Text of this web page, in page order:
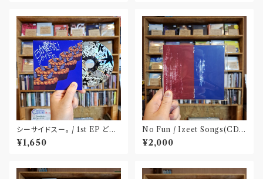
シーサイドスー。 / 1st EP どう
か健やかに！(CD)〝静岡県三島
市〟
¥1,650
No Fun / Izeet Songs(CD)
〝京都〟
¥2,000